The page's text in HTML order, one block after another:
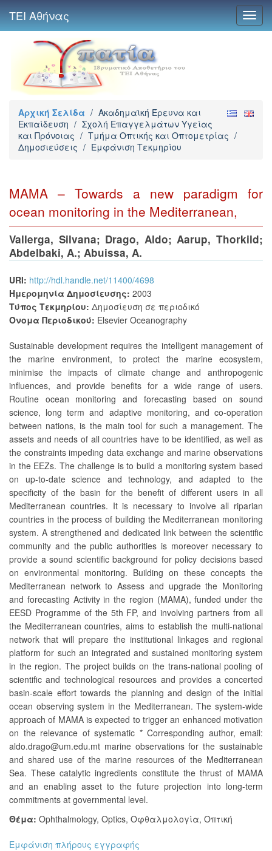
ΤΕΙ Αθήνας
Αρχική Σελίδα / Ακαδημαϊκή Έρευνα και
Εκπαίδευση / Σχολή Επαγγελμάτων Υγείας
και Πρόνοιας / Τμήμα Οπτικής και Οπτομετρίας /
Δημοσιεύσεις / Εμφάνιση Τεκμηρίου
MAMA – Towards a new paradigm for
ocean monitoring in the Mediterranean,
Vallerga, Silvana; Drago, Aldo;Aarup, Thorkild;
Abdelbaki, A.; Abuissa, A.
URI: http://hdl.handle.net/11400/4698
Ημερομηνία Δημοσίευσης: 2003
Τύπος Τεκμηρίου: Δημοσίευση σε περιοδικό
Όνομα Περιοδικού: Elsevier Oceanography
Sustainable development requires the intelligent management of
the marine environment, to protect the marine ecosystem,
minimise the impacts of climate change and anthropogenic
influences, and provide benefits for a wide range of users.
Routine ocean monitoring and forecasting based on sound
science, long term and adaptive monitoring, and co-operation
between nations, is the main tool for such a management. The
assets and needs of all countries have to be identified, as well as
the constraints impeding data exchange and marine observations
in the EEZs. The challenge is to build a monitoring system based
on up-to-date science and technology, and adapted to the
specificity of the basin for the benefit of different users in all
Mediterranean countries. It is necessary to involve all riparian
countries in the process of building the Mediterranean monitoring
system. A strengthened and dedicated link between the scientific
community and the public authorities is moreover necessary to
provide a sound scientific background for policy decisions based
on environmental monitoring. Building on these concepts the
Mediterranean network to Assess and upgrade the Monitoring
and forecasting Activity in the region (MAMA), funded under the
EESD Programme of the 5th FP, and involving partners from all
the Mediterranean countries, aims to establish the multi-national
network that will prepare the institutional linkages and regional
platform for such an integrated and sustained monitoring system
in the region. The project builds on the trans-national pooling of
scientific and technological resources and provides a concerted
basin-scale effort towards the planning and design of the initial
ocean observing system in the Mediterranean. The system-wide
approach of MAMA is expected to trigger an enhanced motivation
on the relevance of systematic * Corresponding author, email:
aldo.drago@um.edu.mt marine observations for the sustainable
and shared use of the marine resources of the Mediterranean
Sea. These catalytic ingredients constitute the thrust of MAMA
and an enabling asset to the future projection into long-term
commitments at governmental level.
Θέμα: Ophthalmology, Optics, Οφθαλμολογία, Οπτική
Εμφάνιση πλήρους εγγραφής